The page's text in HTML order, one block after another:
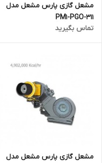
مشعل گازی پارس مشعل مدل
PM1-PGO-311
تماس بگیرید
مشعل گازی پارس مشعل مدل